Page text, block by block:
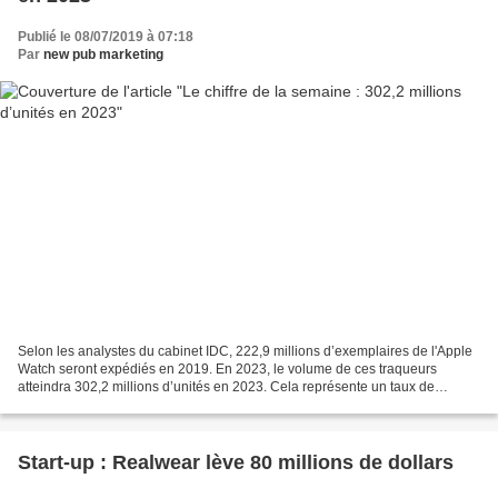
Publié le 08/07/2019 à 07:18
Par new pub marketing
Selon les analystes du cabinet IDC, 222,9 millions d’exemplaires de l'Apple
Watch seront expédiés en 2019. En 2023, le volume de ces traqueurs
atteindra 302,2 millions d’unités en 2023. Cela représente un taux de
Start-up : Realwear lève 80 millions de dollars